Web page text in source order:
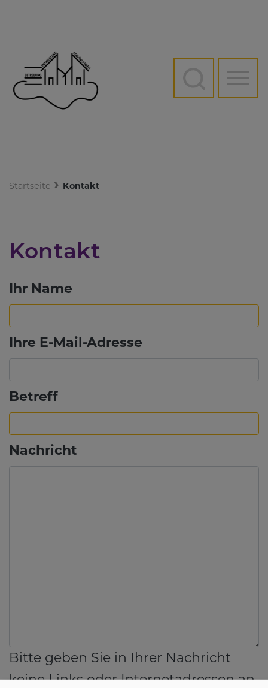
Startseite Kontakt
Kontakt
Ihr Name
Ihre E-Mail-Adresse
Betreff
Nachricht
Bitte geben Sie in Ihrer Nachricht
keine Links oder Internetadressen an.